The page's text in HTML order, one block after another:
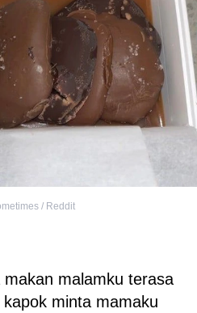
/ Reddit
makan malamku terasa
minta mamaku